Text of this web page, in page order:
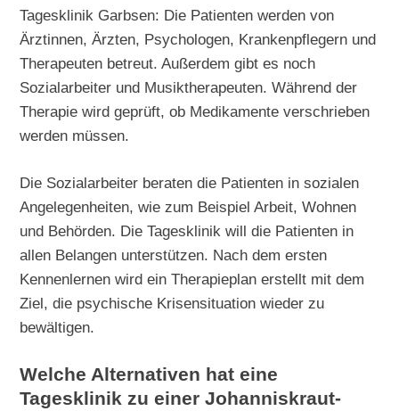
Tagesklinik Garbsen: Die Patienten werden von
Ärztinnen, Ärzten, Psychologen, Krankenpflegern und
Therapeuten betreut. Außerdem gibt es noch
Sozialarbeiter und Musiktherapeuten. Während der
Therapie wird geprüft, ob Medikamente verschrieben
werden müssen.
Die Sozialarbeiter beraten die Patienten in sozialen
Angelegenheiten, wie zum Beispiel Arbeit, Wohnen
und Behörden. Die Tagesklinik will die Patienten in
allen Belangen unterstützen. Nach dem ersten
Kennenlernen wird ein Therapieplan erstellt mit dem
Ziel, die psychische Krisensituation wieder zu
bewältigen.
Welche Alternativen hat eine
Tagesklinik zu einer Johanniskraut-